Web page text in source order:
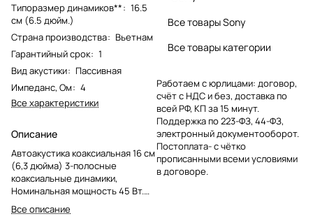
Типоразмер динамиков**: 16.5
см (6.5 дюйм.)
Страна производства: Вьетнам
Гарантийный срок: 1
Вид акустики: Пассивная
Импеданс, Ом: 4
Все характеристики
Описание
Автоакустика коаксиальная 16 см
(6,3 дюйма) 3-полосные
коаксиальные динамики,
Номинальная мощность 45 Вт.
Пиковая мощность 270 Вт.
Диапазон частот 55–24 000 Гц
Все описание
Все товары Sony
Все товары категории
Работаем с юрлицами: договор,
счёт с НДС и без, доставка по
всей РФ, КП за 15 минут.
Поддержка по 223-ФЗ, 44-ФЗ,
электронный документооборот.
Постоплата- с чётко
прописанными всеми условиями
в договоре.